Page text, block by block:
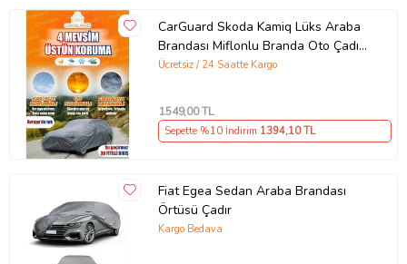
CarGuard Skoda Kamiq Lüks Araba
Brandası Miflonlu Branda Oto Çadır
Örtü
Ücretsiz / 24 Saatte Kargo
1549,00 TL
Sepette %10 İndirim 1394,10 TL
Fiat Egea Sedan Araba Brandası
Örtüsü Çadır
Kargo Bedava